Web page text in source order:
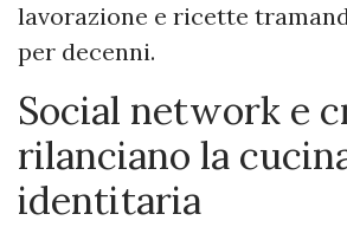
lavorazione e ricette
per decenni.
Social network e
rilanciano la
identitaria